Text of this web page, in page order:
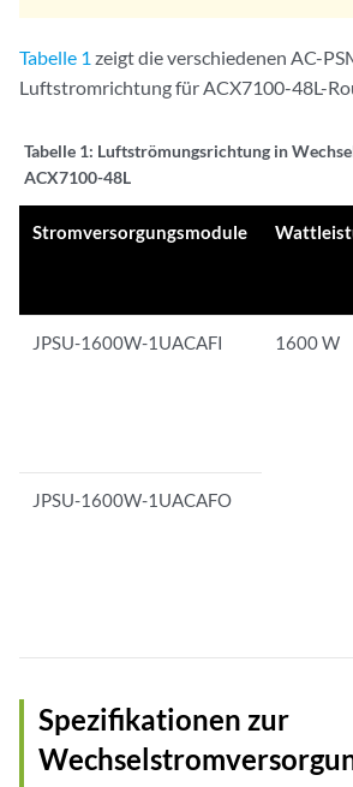
Tabelle 1 zeigt die verschiedenen AC-
Luftstromrichtung für ACX7100-48L-
Tabelle 1: Luftströmungsrichtung in
ACX7100-48L
Stromversorgungsmodule
JPSU-1600W-1UACAFI 1600 W
JPSU-1600W-1UACAFO
Spezifikationen zur